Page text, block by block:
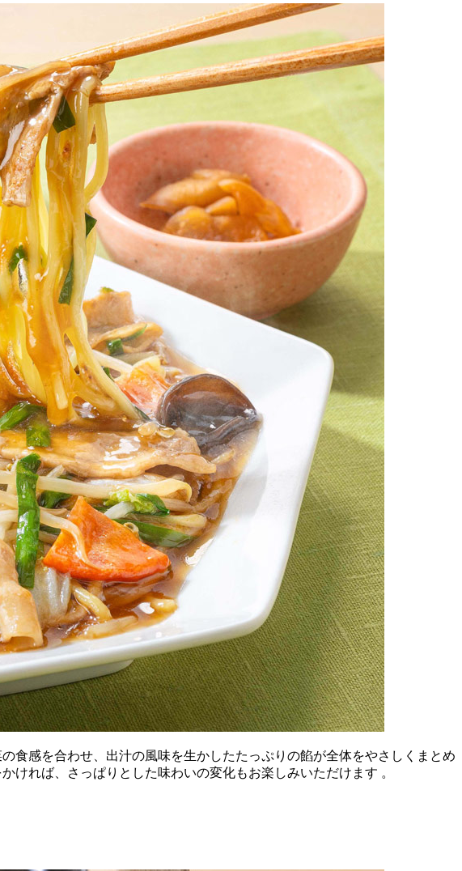
食感を合わせ、出汁の風味を生かしたたっぷりの餡が全体をやさしくまとめ
ければ、さっぱりとした味わいの変化もお楽しみいただけます 。